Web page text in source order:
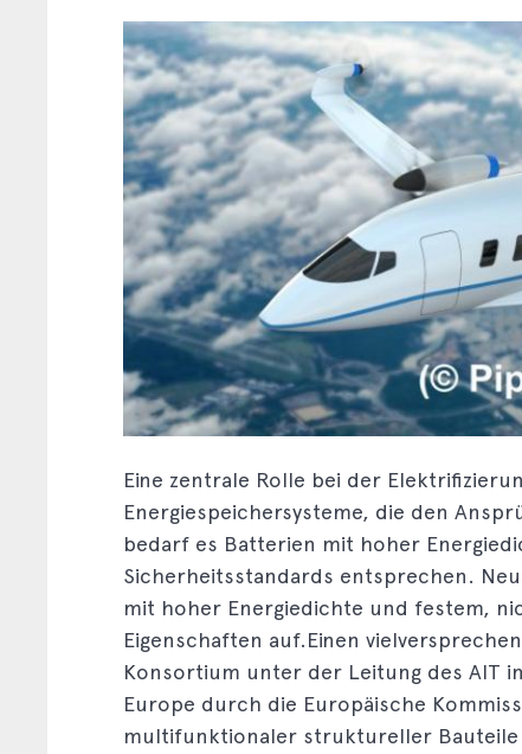
Eine zentrale Rolle bei der
Energiespeichersysteme, die den
bedarf es Batterien mit hoher
Sicherheitsstandards entsprechen.
mit hoher Energiedichte und festem,
Eigenschaften auf.Einen
Konsortium unter der Leitung des AIT
Europe durch die Europäische
multifunktionaler struktureller